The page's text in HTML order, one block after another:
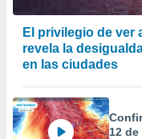
El privilegio de ver
revela la
en las ciudades
12